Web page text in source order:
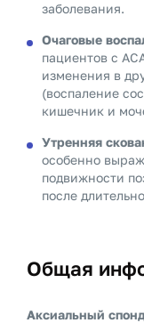
заболевания.
Очаговые
пациентов с
изменения в
(воспаление
кишечник и
Утренняя
особенно
подвижности
после
Общая
Аксиальный